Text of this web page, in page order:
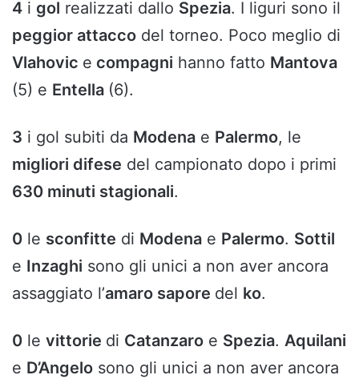
4 i gol realizzati dallo Spezia. I liguri sono il
peggior attacco del torneo. Poco meglio di
Vlahovic e compagni hanno fatto Mantova
(5) e Entella (6).
3 i gol subiti da Modena e Palermo, le
migliori difese del campionato dopo i primi
630 minuti stagionali.
0 le sconfitte di Modena e Palermo. Sottil
e Inzaghi sono gli unici a non aver ancora
assaggiato l’amaro sapore del ko.
0 le vittorie di Catanzaro e Spezia. Aquilani
e D’Angelo sono gli unici a non aver ancora